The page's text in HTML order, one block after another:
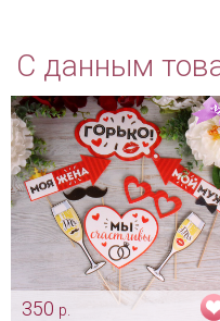
С данным
350 р.